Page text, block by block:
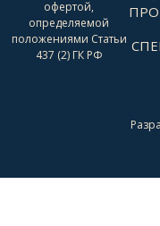
офертой,
определяемой
положениями Статьи
437 (2) ГК РФ